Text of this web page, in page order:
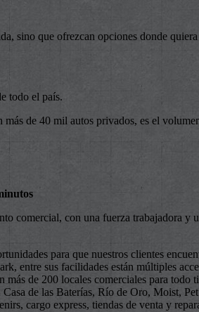
sino que ofrezcan opciones donde
todo el país.
de 40 mil autos privados, es el
comercial, con una fuerza trabajadora
para que nuestros clientes
entre sus facilidades están múltiples
de 200 locales comerciales para todo
de las Baterías, Río de Oro, Moist,
cargo express, tiendas de venta y